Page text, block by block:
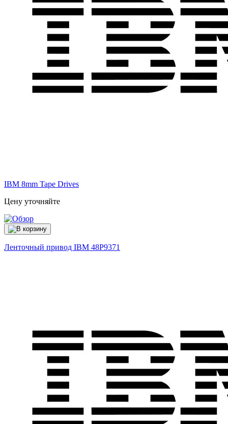
IBM 8mm Tape Drives
Цену уточняйте
Ленточный привод IBM 48P9371